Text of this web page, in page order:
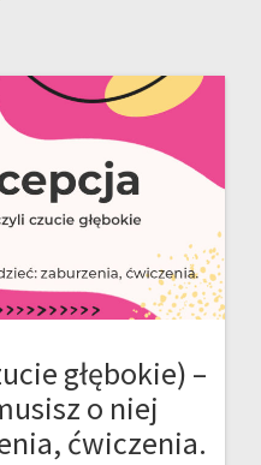
głębokie) –
o niej
ćwiczenia.